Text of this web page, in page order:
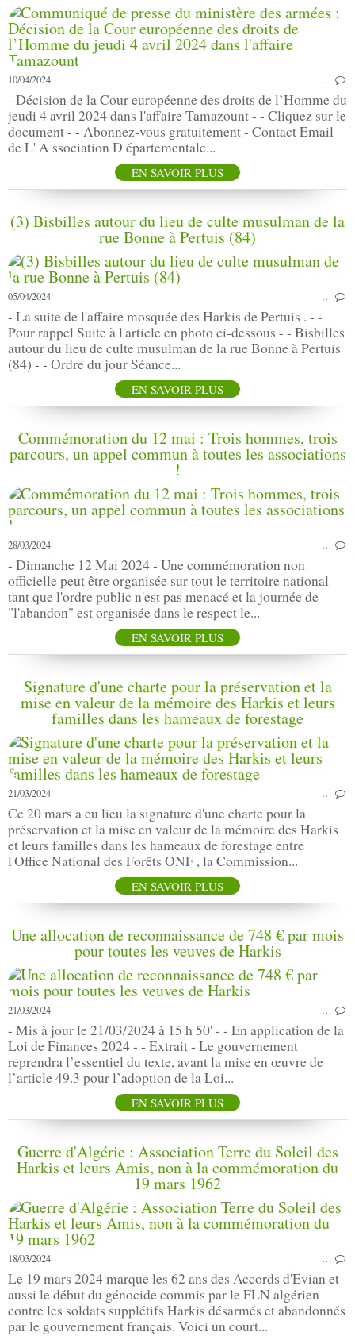
10/04/2024 …
- Décision de la Cour européenne des droits de l’Homme du
jeudi 4 avril 2024 dans l'affaire Tamazount - - Cliquez sur le
document - - Abonnez-vous gratuitement - Contact Email
de L' A ssociation D épartementale...
EN SAVOIR PLUS
(3) Bisbilles autour du lieu de culte musulman de la
rue Bonne à Pertuis (84)
05/04/2024 …
- La suite de l'affaire mosquée des Harkis de Pertuis . - -
Pour rappel Suite à l'article en photo ci-dessous - - Bisbilles
autour du lieu de culte musulman de la rue Bonne à Pertuis
(84) - - Ordre du jour Séance...
EN SAVOIR PLUS
Commémoration du 12 mai : Trois hommes, trois
parcours, un appel commun à toutes les associations
!
28/03/2024 …
- Dimanche 12 Mai 2024 - Une commémoration non
officielle peut être organisée sur tout le territoire national
tant que l'ordre public n'est pas menacé et la journée de
"l'abandon" est organisée dans le respect le...
EN SAVOIR PLUS
Signature d'une charte pour la préservation et la
mise en valeur de la mémoire des Harkis et leurs
familles dans les hameaux de forestage
21/03/2024 …
Ce 20 mars a eu lieu la signature d'une charte pour la
préservation et la mise en valeur de la mémoire des Harkis
et leurs familles dans les hameaux de forestage entre
l'Office National des Forêts ONF , la Commission...
EN SAVOIR PLUS
Une allocation de reconnaissance de 748 € par mois
pour toutes les veuves de Harkis
21/03/2024 …
- Mis à jour le 21/03/2024 à 15 h 50' - - En application de la
Loi de Finances 2024 - - Extrait - Le gouvernement
reprendra l’essentiel du texte, avant la mise en œuvre de
l’article 49.3 pour l’adoption de la Loi...
EN SAVOIR PLUS
Guerre d'Algérie : Association Terre du Soleil des
Harkis et leurs Amis, non à la commémoration du
19 mars 1962
18/03/2024 …
Le 19 mars 2024 marque les 62 ans des Accords d'Evian et
aussi le début du génocide commis par le FLN algérien
contre les soldats supplétifs Harkis désarmés et abandonnés
par le gouvernement français. Voici un court...